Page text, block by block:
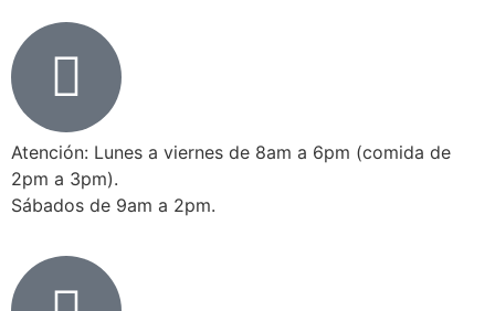
Atención: Lunes a viernes de 8am a 6pm (comida de
2pm a 3pm).
Sábados de 9am a 2pm.